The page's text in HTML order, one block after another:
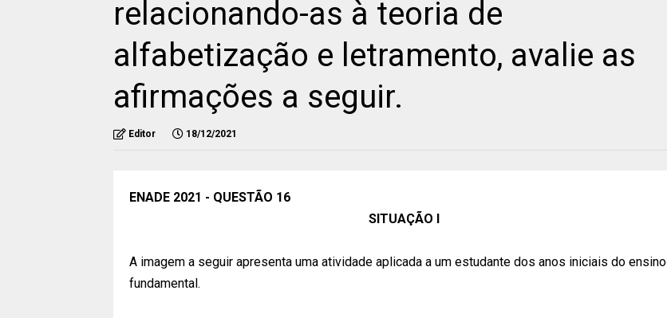
relacionando-as à teoria de
alfabetização e letramento, avalie as
afirmações a seguir.
Editor 18/12/2021
ENADE 2021 - QUESTÃO 16
SITUAÇÃO I
A imagem a seguir apresenta uma atividade aplicada a um estudante dos anos iniciais do ensino
fundamental.